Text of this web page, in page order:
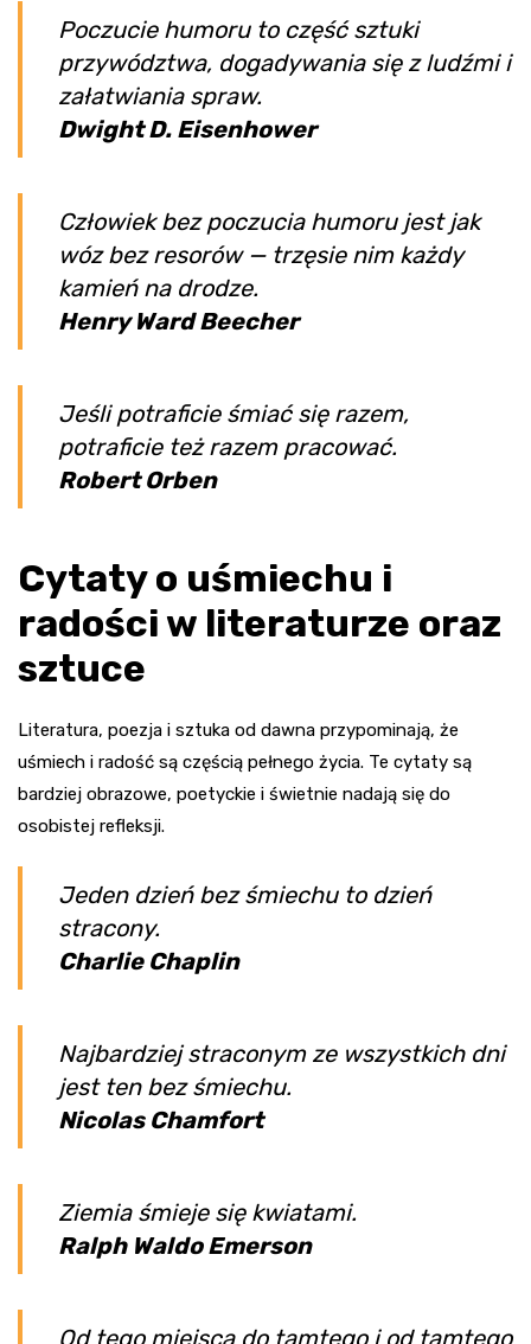
Poczucie humoru to część sztuki
przywództwa, dogadywania się z ludźmi i
załatwiania spraw.
Dwight D. Eisenhower
Człowiek bez poczucia humoru jest jak
wóz bez resorów — trzęsie nim każdy
kamień na drodze.
Henry Ward Beecher
Jeśli potraficie śmiać się razem,
potraficie też razem pracować.
Robert Orben
Cytaty o uśmiechu i
radości w literaturze oraz
sztuce
Literatura, poezja i sztuka od dawna przypominają, że
uśmiech i radość są częścią pełnego życia. Te cytaty są
bardziej obrazowe, poetyckie i świetnie nadają się do
osobistej refleksji.
Jeden dzień bez śmiechu to dzień
stracony.
Charlie Chaplin
Najbardziej straconym ze wszystkich dni
jest ten bez śmiechu.
Nicolas Chamfort
Ziemia śmieje się kwiatami.
Ralph Waldo Emerson
Od tego miejsca do tamtego i od tamtego